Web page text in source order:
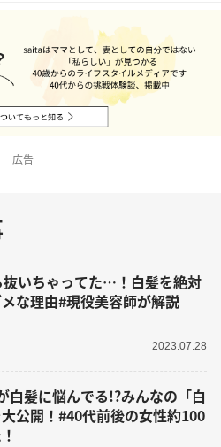
広告
抜いちゃってた…！白髪を絶対
な理由#現役美容師が解説
2023.07.28
白髪に悩んでる!?みんなの「白
公開！#40代前後の女性約100